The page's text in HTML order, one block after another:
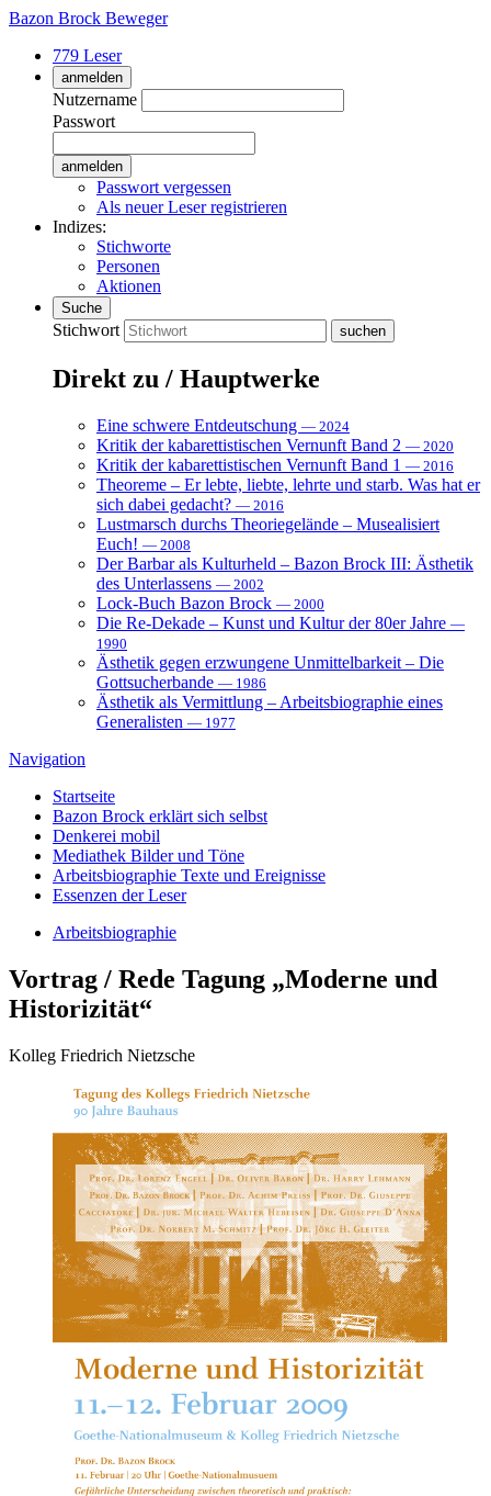
Bazon Brock Beweger
779 Leser
anmelden
Nutzername
Passwort
Passwort vergessen
Als neuer Leser registrieren
Indizes:
Stichworte
Personen
Aktionen
Suche
Stichwort
Direkt zu / Hauptwerke
Eine schwere Entdeutschung — 2024
Kritik der kabarettistischen Vernunft Band 2 — 2020
Kritik der kabarettistischen Vernunft Band 1 — 2016
Theoreme – Er lebte, liebte, lehrte und starb. Was hat er
sich dabei gedacht? — 2016
Lustmarsch durchs Theoriegelände – Musealisiert
Euch! — 2008
Der Barbar als Kulturheld – Bazon Brock III: Ästhetik
des Unterlassens — 2002
Lock-Buch Bazon Brock — 2000
Die Re-Dekade – Kunst und Kultur der 80er Jahre —
1990
Ästhetik gegen erzwungene Unmittelbarkeit – Die
Gottsucherbande — 1986
Ästhetik als Vermittlung – Arbeitsbiographie eines
Generalisten — 1977
Navigation
Startseite
Bazon Brock erklärt sich selbst
Denkerei mobil
Mediathek Bilder und Töne
Arbeitsbiographie Texte und Ereignisse
Essenzen der Leser
Arbeitsbiographie
Vortrag / Rede Tagung „Moderne und
Historizität“
Kolleg Friedrich Nietzsche